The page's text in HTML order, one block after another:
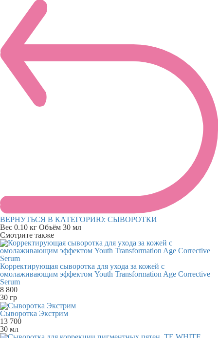
ВЕРНУТЬСЯ В КАТЕГОРИЮ: СЫВОРОТКИ
Вес 0.10 кг Объём 30 мл
Смотрите также
Корректирующая сыворотка для ухода за кожей с
омолаживающим эффектом Youth Transformation Age Corrective
Serum
8 800
30 гр
Сыворотка Экстрим
13 700
30 мл